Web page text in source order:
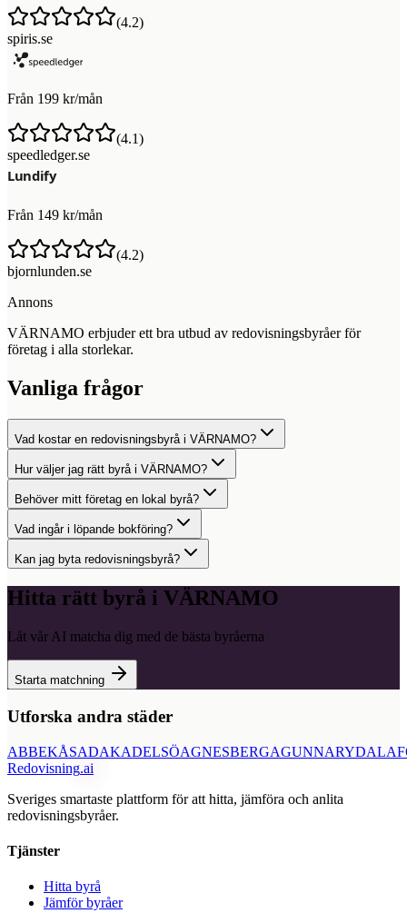
(4.2)
spiris.se
Från 199 kr/mån
(4.1)
speedledger.se
Från 149 kr/mån
(4.2)
bjornlunden.se
Annons
VÄRNAMO erbjuder ett bra utbud av redovisningsbyråer för
företag i alla storlekar.
Vanliga frågor
Vad kostar en redovisningsbyrå i VÄRNAMO?
Hur väljer jag rätt byrå i VÄRNAMO?
Behöver mitt företag en lokal byrå?
Vad ingår i löpande bokföring?
Kan jag byta redovisningsbyrå?
Hitta rätt byrå i VÄRNAMO
Låt vår AI matcha dig med de bästa byråerna
Starta matchning
Utforska andra städer
ABBEKÅSADAKADELSÖAGNESBERGAGUNNARYD
Redovisning.ai
Sveriges smartaste plattform för att hitta, jämföra och anlita
redovisningsbyråer.
Tjänster
Hitta byrå
Jämför byråer